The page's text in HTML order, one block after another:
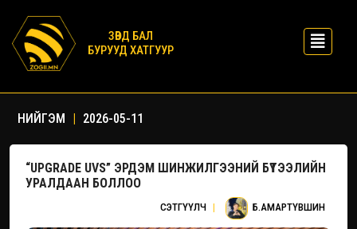
ЗӨВД БАЛ
БУРУУД ХАТГУУР
НИЙГЭМ | 2026-05-11
“UPGRADE UVS” ЭРДЭМ ШИНЖИЛГЭЭНИЙ БҮТЭЭЛИЙН
УРАЛДААН БОЛЛОО
СЭТГҮҮЛЧ | Б.АМАРТҮВШИН